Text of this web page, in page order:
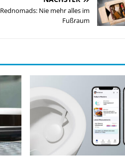
Rednomads: Nie mehr alles im
Fußraum